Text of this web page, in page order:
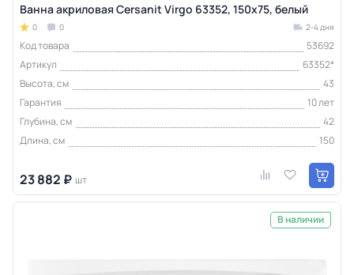
Ванна акриловая Cersanit Virgo 63352, 150x75, белый
0 0 2-4 дня
Код товара
53692
Артикул
63352*
Высота, см
43
Гарантия
10 лет
Глубина, см
42
Длина, см
150
23 882 ₽ шт
В наличии